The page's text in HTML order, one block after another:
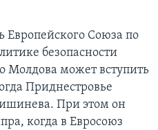
Европейского Союза по
безопасности
Молдова может вступить
Приднестровье
При этом он
когда в Евросоюз